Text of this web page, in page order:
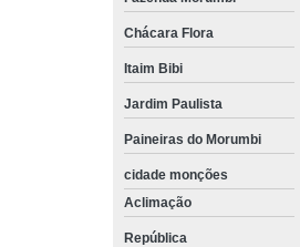
Chácara Flora
Itaim Bibi
Jardim Paulista
Paineiras do Morumbi
cidade monções
Aclimação
República